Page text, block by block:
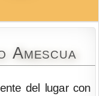
del lugar con